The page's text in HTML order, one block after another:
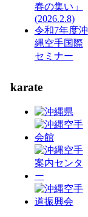
春の集い」
(2026.2.8)
令和7年度沖
縄空手国際
セミナー
karate